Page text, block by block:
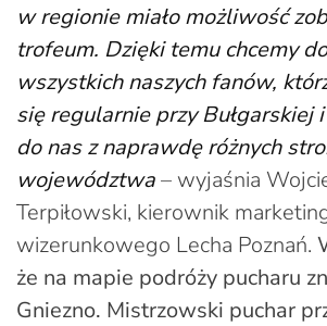
w regionie miało możliwość
trofeum. Dzięki temu chcemy
wszystkich naszych fanów,
się regularnie przy Bułgarskiej
do nas z naprawdę różnych
województwa– wyjaśnia
Terpiłowski, kierownik
wizerunkowego Lecha Poznań.
że na mapie podróży pucharu
Gniezno. Mistrzowski puchar